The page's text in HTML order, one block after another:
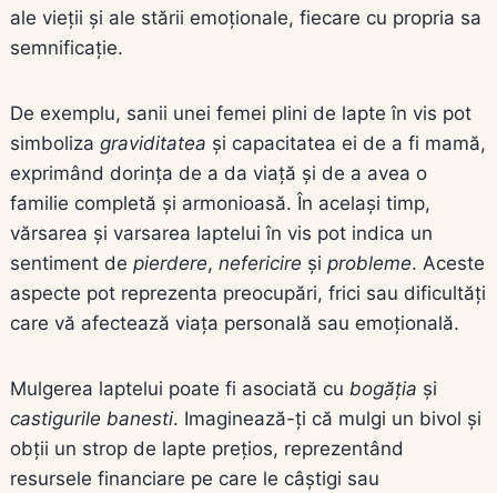
ale vieții și ale stării emoționale, fiecare cu propria sa
semnificație.
De exemplu, sanii unei femei plini de lapte în vis pot
simboliza graviditatea și capacitatea ei de a fi mamă,
exprimând dorința de a da viață și de a avea o
familie completă și armonioasă. În același timp,
vărsarea și varsarea laptelui în vis pot indica un
sentiment de pierdere, nefericire și probleme. Aceste
aspecte pot reprezenta preocupări, frici sau dificultăți
care vă afectează viața personală sau emoțională.
Mulgerea laptelui poate fi asociată cu bogăția și
castigurile banesti. Imaginează-ți că mulgi un bivol și
obții un strop de lapte prețios, reprezentând
resursele financiare pe care le câștigi sau